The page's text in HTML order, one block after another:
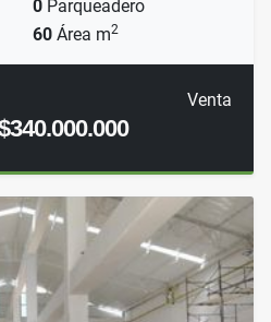
0 Parqueadero
60 Área m2
Venta